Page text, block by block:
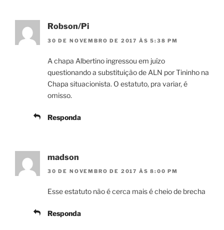
Robson/Pi
30 DE NOVEMBRO DE 2017 ÀS 5:38 PM
A chapa Albertino ingressou em juízo
questionando a substituição de ALN por Tininho na
Chapa situacionista. O estatuto, pra variar, é
omisso.
Responda
madson
30 DE NOVEMBRO DE 2017 ÀS 8:00 PM
Esse estatuto não é cerca mais é cheio de brecha
Responda